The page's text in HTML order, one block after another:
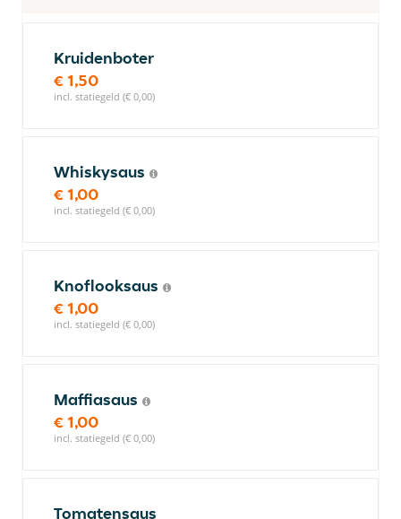
Kruidenboter
€ 1,50
incl. statiegeld (€ 0,00)
Whiskysaus
€ 1,00
incl. statiegeld (€ 0,00)
Knoflooksaus
€ 1,00
incl. statiegeld (€ 0,00)
Maffiasaus
€ 1,00
incl. statiegeld (€ 0,00)
Tomatensaus